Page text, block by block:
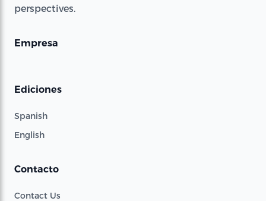
perspectives.
Empresa
Ediciones
Spanish
English
Contacto
Contact Us